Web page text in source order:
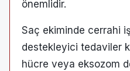
önemlidir.
Saç ekiminde cerrahi
destekleyici tedaviler
hücre veya eksozom